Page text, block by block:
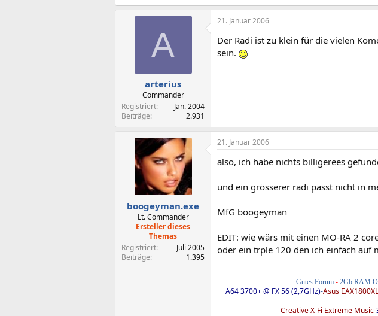
A
arterius
Commander
Registriert
Jan. 2004
Beiträge
2.931
21. Januar 2006
Der Radi ist zu klein für die vielen
sein.
boogeyman.exe
Lt. Commander
Ersteller dieses
Themas
Registriert
Juli 2005
Beiträge
1.395
21. Januar 2006
also, ich habe nichts billigerees
und ein grösserer radi passt nicht in
MfG boogeyman
EDIT: wie wärs mit einen MO-RA 2
oder ein trple 120 den ich einfach auf
Gutes Forum- 2Gb RAM
A64 3700+ @ FX 56 (2,7GHz)-Asus
Creative X-Fi Extreme Music-